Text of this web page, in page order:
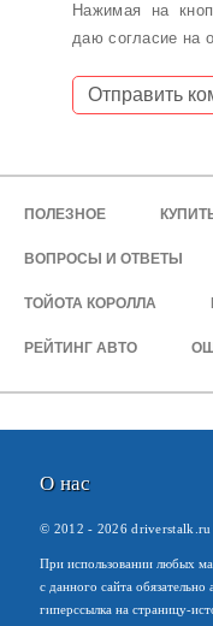
Нажимая на
даю согласие на
ПОЛЕЗНОЕ
ВОПРОСЫ И ОТВЕТЫ
ТОЙОТА КОРОЛЛА
РЕЙТИНГ АВТО
О нас
© 2012 - 2026driverstalk.ru
При использовании любых
с данного сайта обязательно
гиперссылка на страницу-